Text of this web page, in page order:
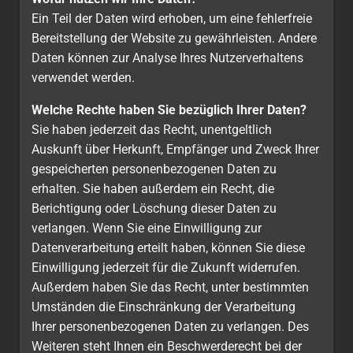
Ein Teil der Daten wird erhoben, um eine fehlerfreie
Bereitstellung der Website zu gewährleisten. Andere
Daten können zur Analyse Ihres Nutzerverhaltens
verwendet werden.
Welche Rechte haben Sie bezüglich Ihrer Daten?
Sie haben jederzeit das Recht, unentgeltlich
Auskunft über Herkunft, Empfänger und Zweck Ihrer
gespeicherten personenbezogenen Daten zu
erhalten. Sie haben außerdem ein Recht, die
Berichtigung oder Löschung dieser Daten zu
verlangen. Wenn Sie eine Einwilligung zur
Datenverarbeitung erteilt haben, können Sie diese
Einwilligung jederzeit für die Zukunft widerrufen.
Außerdem haben Sie das Recht, unter bestimmten
Umständen die Einschränkung der Verarbeitung
Ihrer personenbezogenen Daten zu verlangen. Des
Weiteren steht Ihnen ein Beschwerderecht bei der